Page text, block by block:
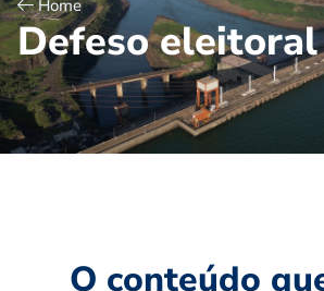
Home
Defeso eleitoral
O conteúdo